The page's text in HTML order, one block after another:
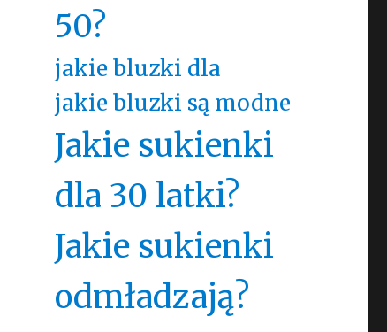
50?
jakie bluzki dla
jakie bluzki są modne
Jakie sukienki
dla 30 latki?
Jakie sukienki
odmładzają?